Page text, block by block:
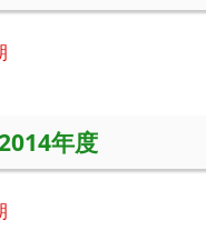
年度